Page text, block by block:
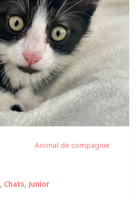
Animal de compagnie
, Chats, Junior